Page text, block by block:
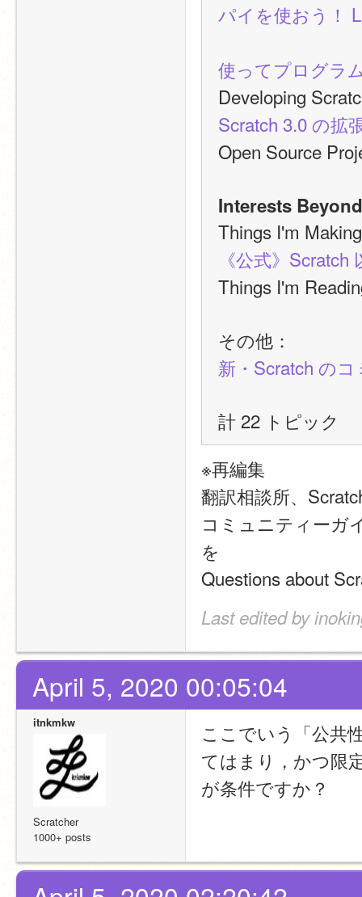
パイを使おう！
使ってプログラ
Developing
Scratch 3.0 の拡
Open Source
Interests
Things I'm
《公式》
Things I'm
その他：
新・Scratch の
計 22 トピック
※再編集
翻訳相談所、
コミュニティーガ
を
Questions about
Last edited by
April 5, 2020 00:05:04
itnkmkw
Scratcher
1000+ posts
ここでいう「公共
てはまり，かつ限
が条件ですか？